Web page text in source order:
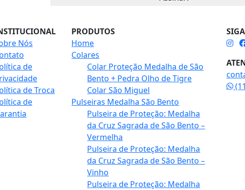
Nós
de
de Troca
de
PRODUTOS
Home
Colares
Colar Proteção Medalha de São
Bento + Pedra Olho de Tigre
Colar São Miguel
Pulseiras Medalha São Bento
Pulseira de Proteção: Medalha
da Cruz Sagrada de São Bento –
Vermelha
Pulseira de Proteção: Medalha
da Cruz Sagrada de São Bento –
Vinho
Pulseira de Proteção: Medalha